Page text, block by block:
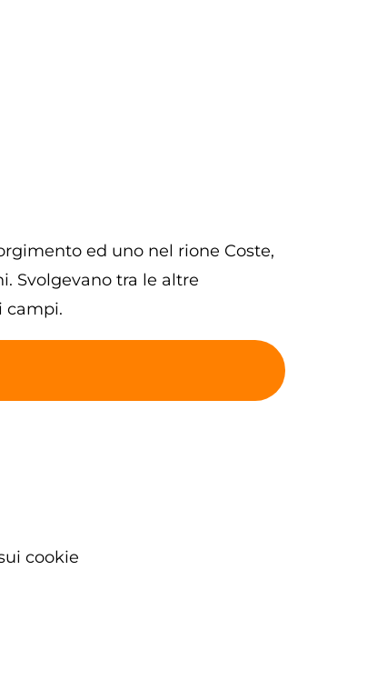
ed uno nel rione Coste,
Svolgevano tra le altre
campi.
cookie